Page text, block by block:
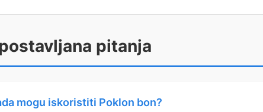
pitanja
mogu iskoristiti Poklon bon?